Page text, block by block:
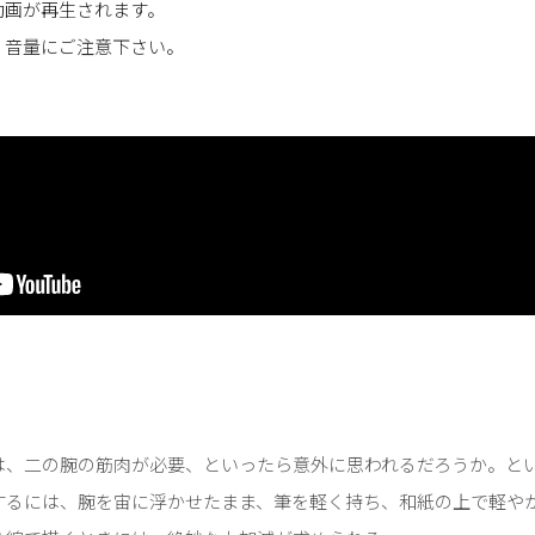
が再生されます。
量にご注意下さい。
二の腕の筋肉が必要、といったら意外に思われるだろうか。と
には、腕を宙に浮かせたまま、筆を軽く持ち、和紙の上で軽や